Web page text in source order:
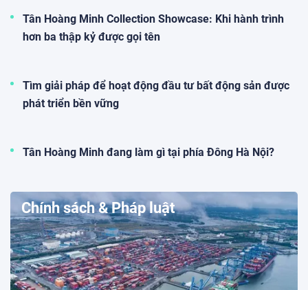
Tân Hoàng Minh Collection Showcase: Khi hành trình
hơn ba thập kỷ được gọi tên
Tìm giải pháp để hoạt động đầu tư bất động sản được
phát triển bền vững
Tân Hoàng Minh đang làm gì tại phía Đông Hà Nội?
Chính sách & Pháp luật